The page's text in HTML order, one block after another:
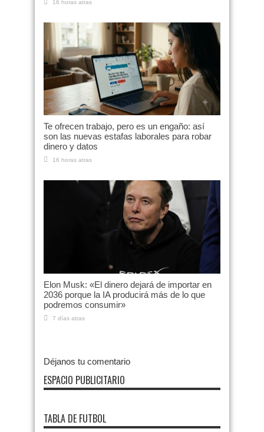
16 horas atras
Te ofrecen trabajo, pero es un engaño: así
son las nuevas estafas laborales para robar
dinero y datos
16 horas atras
Elon Musk: «El dinero dejará de importar en
2036 porque la IA producirá más de lo que
podremos consumir»
7 días atras
Déjanos tu comentario
ESPACIO PUBLICITARIO
TABLA DE FUTBOL